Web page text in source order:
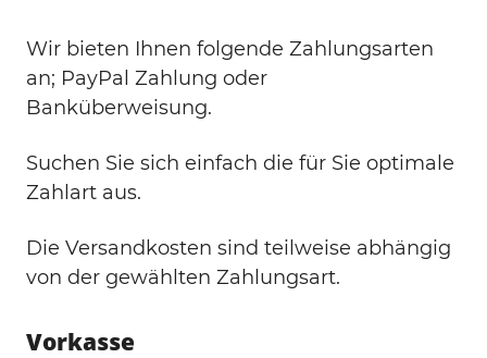
Wir bieten Ihnen folgende Zahlungsarten
an; PayPal Zahlung oder
Banküberweisung.
Suchen Sie sich einfach die für Sie optimale
Zahlart aus.
Die Versandkosten sind teilweise abhängig
von der gewählten Zahlungsart.
Vorkasse